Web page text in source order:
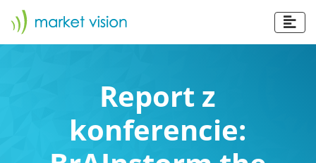
Report z
konferencie: